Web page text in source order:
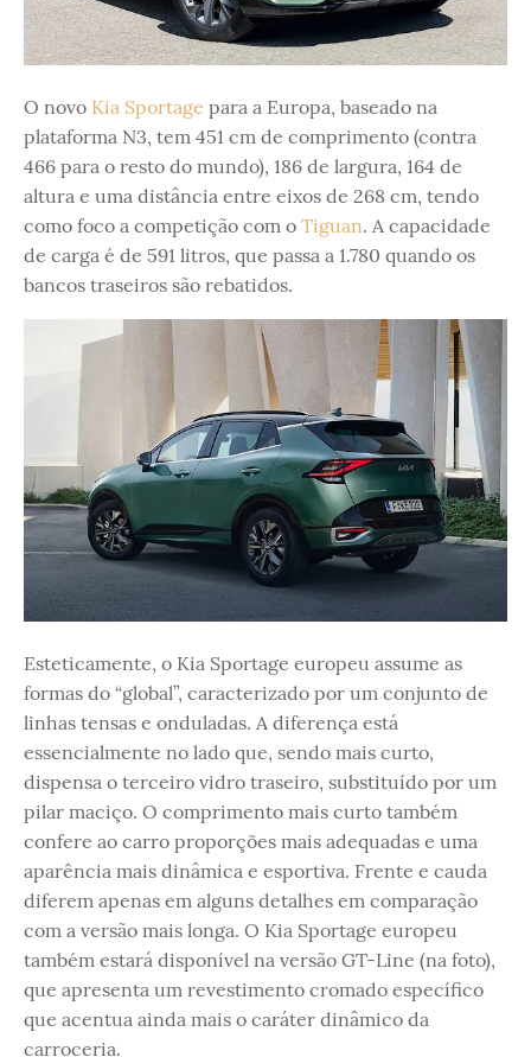
O novo Kia Sportage para a Europa, baseado na
plataforma N3, tem 451 cm de comprimento (contra
466 para o resto do mundo), 186 de largura, 164 de
altura e uma distância entre eixos de 268 cm, tendo
como foco a competição com o Tiguan. A capacidade
de carga é de 591 litros, que passa a 1.780 quando os
bancos traseiros são rebatidos.
Esteticamente, o Kia Sportage europeu assume as
formas do “global”, caracterizado por um conjunto de
linhas tensas e onduladas. A diferença está
essencialmente no lado que, sendo mais curto,
dispensa o terceiro vidro traseiro, substituído por um
pilar maciço. O comprimento mais curto também
confere ao carro proporções mais adequadas e uma
aparência mais dinâmica e esportiva. Frente e cauda
diferem apenas em alguns detalhes em comparação
com a versão mais longa. O Kia Sportage europeu
também estará disponível na versão GT-Line (na foto),
que apresenta um revestimento cromado específico
que acentua ainda mais o caráter dinâmico da
carroceria.